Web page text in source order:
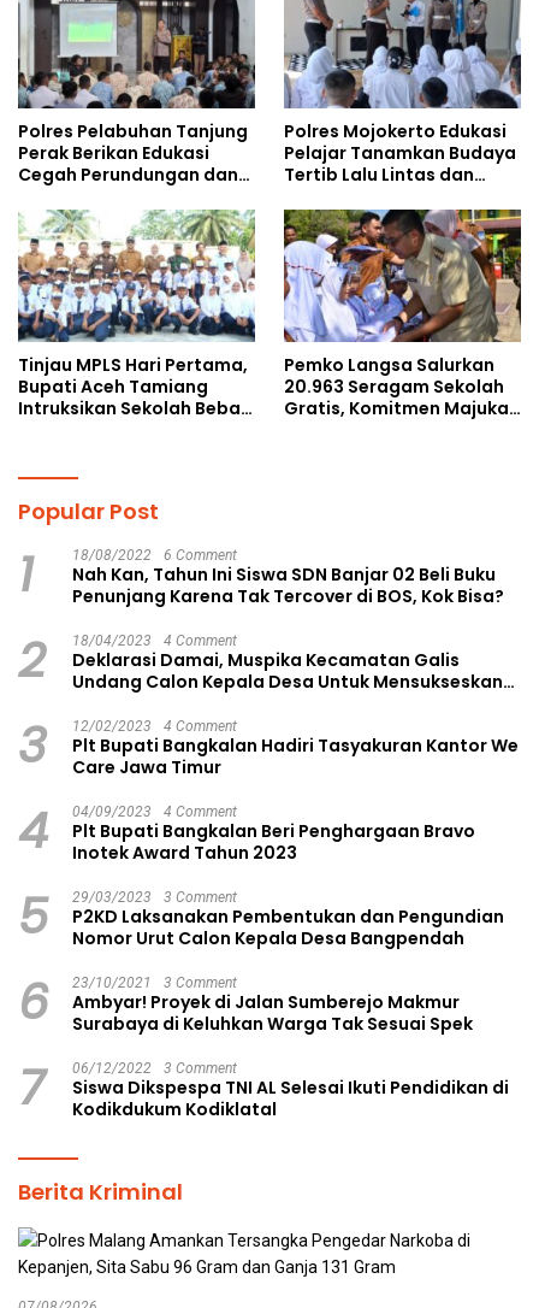
Polres Pelabuhan Tanjung
Perak Berikan Edukasi
Cegah Perundungan dan
kepada Pelajar MPLS
Polres Mojokerto Edukasi
Pelajar Tanamkan Budaya
Tertib Lalu Lintas dan
Tinjau MPLS Hari Pertama,
Bupati Aceh Tamiang
Intruksikan Sekolah Bebas
Pemko Langsa Salurkan
20.963 Seragam Sekolah
Gratis, Komitmen Majukan
Popular Post
1 18/08/2022 6 Comment
Nah Kan, Tahun Ini Siswa SDN Banjar 02 Beli Buku
Penunjang Karena Tak Tercover di BOS, Kok Bisa?
2 18/04/2023 4 Comment
Deklarasi Damai, Muspika Kecamatan Galis
Undang Calon Kepala Desa Untuk Mensukseskan
3 12/02/2023 4 Comment
Plt Bupati Bangkalan Hadiri Tasyakuran Kantor We
Care Jawa Timur
4 04/09/2023 4 Comment
Plt Bupati Bangkalan Beri Penghargaan Bravo
Inotek Award Tahun 2023
5 29/03/2023 3 Comment
P2KD Laksanakan Pembentukan dan Pengundian
Nomor Urut Calon Kepala Desa Bangpendah
6 23/10/2021 3 Comment
Ambyar! Proyek di Jalan Sumberejo Makmur
Surabaya di Keluhkan Warga Tak Sesuai Spek
7 06/12/2022 3 Comment
Siswa Dikspespa TNI AL Selesai Ikuti Pendidikan di
Kodikdukum Kodiklatal
Berita Kriminal